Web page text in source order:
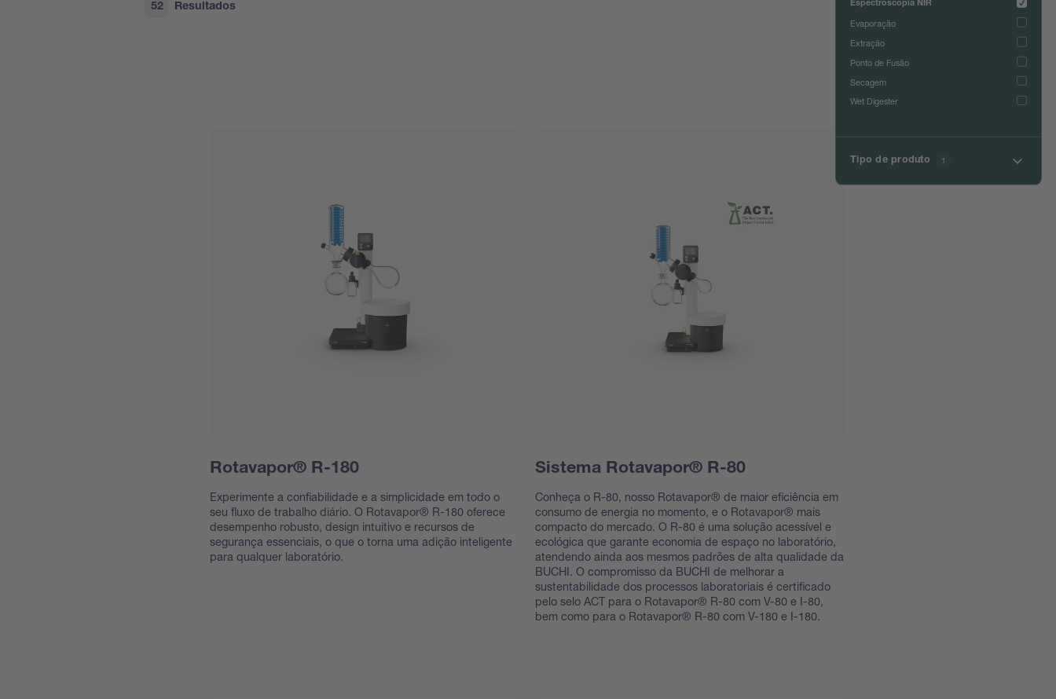
Espectroscopia NIR
Evaporação
Extração
Ponto de Fusão
Secagem
Wet Digester
Tipo de produto 1
Resultados
52
Rotavapor® R-180
Experimente a confiabilidade e a simplicidade em todo o
seu fluxo de trabalho diário. O Rotavapor® R-180 oferece
desempenho robusto, design intuitivo e recursos de
segurança essenciais, o que o torna uma adição inteligente
para qualquer laboratório.
Sistema Rotavapor® R-80
Conheça o R-80, nosso Rotavapor® de maior eficiência em
consumo de energia no momento, e o Rotavapor® mais
compacto do mercado. O R-80 é uma solução acessível e
ecológica que garante economia de espaço no laboratório,
atendendo ainda aos mesmos padrões de alta qualidade da
BUCHI. O compromisso da BUCHI de melhorar a
sustentabilidade dos processos laboratoriais é certificado
pelo selo ACT para o Rotavapor® R-80 com V-80 e I-80,
bem como para o Rotavapor® R-80 com V-180 e I-180.